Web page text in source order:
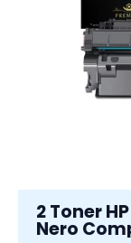
2 Toner
Nero